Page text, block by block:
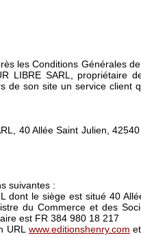
les Conditions Générales
LIBRE SARL, propriétaire
de son site un service client
40 Allée Saint Julien,
suivantes :
dont le siège est situé 40
du Commerce et des
est FR 384 980 18 217
URLwww.editionshenry.com